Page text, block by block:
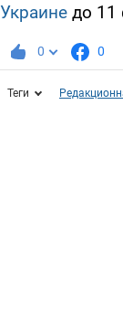
Украине до 11
0 0
Теги